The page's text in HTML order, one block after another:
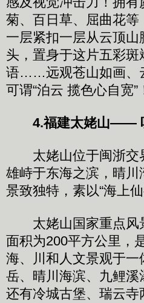
菊、百日草、屈曲花
一层紧扣一层从云顶
头，置身于这片五彩
语……远观苍山如画、
可谓“泊云 揽色心自宽”
4.福建太姥山——
太姥山位于闽浙交
雄峙于东海之滨，晴
景致独特，素以“海上仙
太姥山国家重点风
面积为200平方公里，
海、川和人文景观于
岳、晴川海滨、九鲤
还有冷城古堡、瑞云